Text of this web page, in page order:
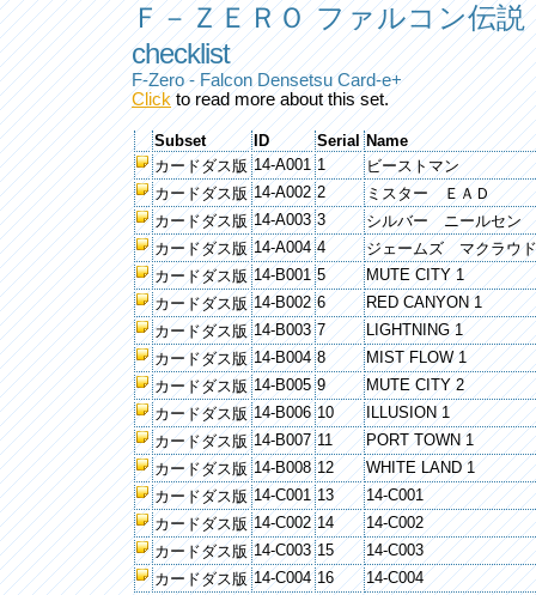
Ｆ－ＺＥＲＯ ファルコン伝説
checklist
F-Zero - Falcon Densetsu Card-e+
Clickto read more about this set.
Subset ID Serial Name
カードダス版 14-A001 1
ビーストマン
カードダス版 14-A002 2
ミスター ＥＡＤ
カードダス版 14-A003 3
シルバー ニールセン
カードダス版 14-A004 4
ジェームズ マクラウド
カードダス版 14-B001 5
MUTE CITY 1
カードダス版 14-B002 6
RED CANYON 1
カードダス版 14-B003 7
LIGHTNING 1
カードダス版 14-B004 8
MIST FLOW 1
カードダス版 14-B005 9
MUTE CITY 2
カードダス版 14-B006 10
ILLUSION 1
カードダス版 14-B007 11
PORT TOWN 1
カードダス版 14-B008 12
WHITE LAND 1
カードダス版 14-C001 13
14-C001
カードダス版 14-C002 14
14-C002
カードダス版 14-C003 15
14-C003
カードダス版 14-C004 16
14-C004